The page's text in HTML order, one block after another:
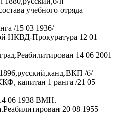
учебного отряда
/15 03 1936/
НКВД-Прокуратура 12 01
14 06 2001
/б/
капитан 1 ранга /21 05
06 1938 ВМН.
20 08 1955